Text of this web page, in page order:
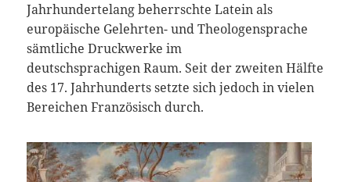
Jahrhundertelang beherrschte Latein als
europäische Gelehrten- und Theologensprache
sämtliche Druckwerke im
deutschsprachigenRaum. Seit der zweiten Hälfte
des 17. Jahrhunderts setzte sich jedoch in vielen
Bereichen Französisch durch.